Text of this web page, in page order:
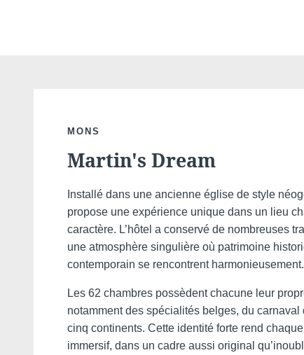
MONS
Martin's Dream
Installé dans une ancienne église de style
propose une expérience unique dans un lieu
caractère. L’hôtel a conservé de nombreuses
une atmosphère singulière où patrimoine
contemporain se rencontrent harmonieusement.
Les 62 chambres possèdent chacune leur
notamment des spécialités belges, du
cinq continents. Cette identité forte rend
immersif, dans un cadre aussi original